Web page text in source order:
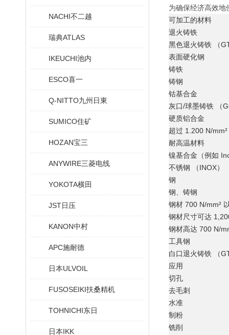
NACHI不二越
瑞典ATLAS
IKEUCHI池内
ESCO喜一
Q-NITTO九州日東
SUMICO住矿
HOZAN宝三
ANYWIRE三菱电线
YOKOTA横田
JST日压
KANON中村
APC施耐德
日本ULVOIL
FUSOSEIKI扶桑精机
TOHNICHI东日
日本IKK
为确保经济高效
可加工的材料
退火铸铁
黑色退火铸铁 （
表面硬化钢
铸铁
铸钢
钴基合金
灰口/球墨铸铁 （
硬质铝合金
超过 1.200 N/
耐高温材料
镍基合金（例如
不锈钢 （INOX）
钢
钢、铸钢
钢材 700 N/mm²
钢材尺寸可达
钢材高达 700 N/
工具钢
白口退火铸铁 （
应用
切孔
去毛刺
水准
制粉
铣削